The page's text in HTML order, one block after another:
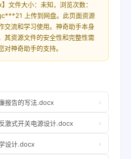
】文件大小：未知，浏览次数：
上传到网盘。此页面资源
交流和学习使用。神奇助手本身
其资源文件的安全性和完整性需
神奇助手的支持。
报告的写法.docx ›
激式开关电源设计.docx ›
设计.docx ›